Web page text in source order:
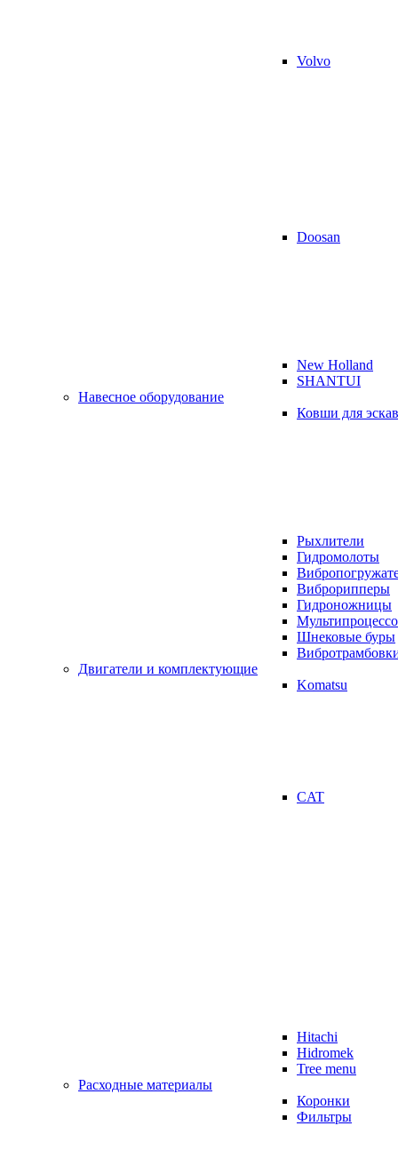
Volvo
Doosan
New Holland
SHANTUI
Навесное оборудование
Ковши для
Рыхлители
Гидромолоты
Виброрипперы
Гидроножницы
Шнековые буры
Двигатели и комплектующие
Komatsu
CAT
Hitachi
Hidromek
Tree menu
Расходные материалы
Коронки
Фильтры